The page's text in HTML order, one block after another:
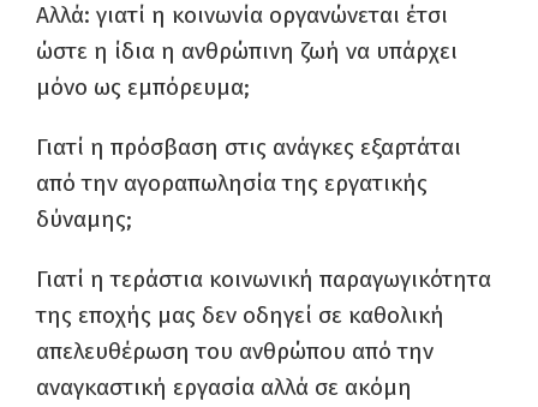
Αλλά: γιατί η κοινωνία οργανώνεται έτσι
ώστε η ίδια η ανθρώπινη ζωή να υπάρχει
μόνο ως εμπόρευμα;
Γιατί η πρόσβαση στις ανάγκες εξαρτάται
από την αγοραπωλησία της εργατικής
δύναμης;
Γιατί η τεράστια κοινωνική παραγωγικότητα
της εποχής μας δεν οδηγεί σε καθολική
απελευθέρωση του ανθρώπου από την
αναγκαστική εργασία αλλά σε ακόμη